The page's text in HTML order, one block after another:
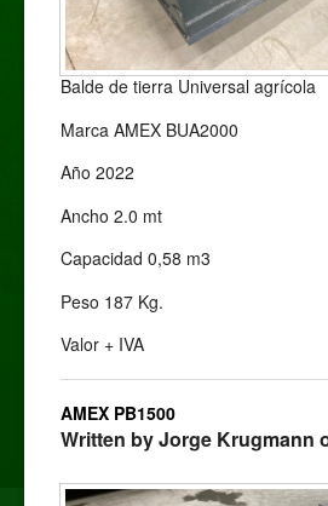
Balde de tierra Universal agrícola
Marca AMEX BUA2000
Año 2022
Ancho 2.0 mt
Capacidad 0,58 m3
Peso 187 Kg.
Valor + IVA
AMEX PB1500
Written by Jorge Krugmann